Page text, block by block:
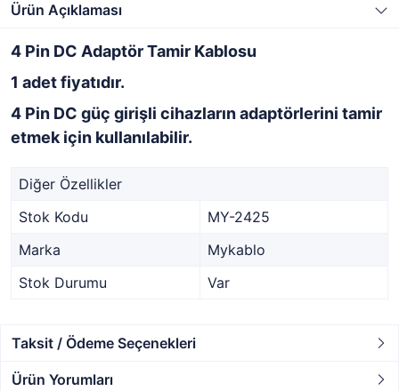
Ürün Açıklaması
4 Pin DC Adaptör Tamir Kablosu
1 adet fiyatıdır.
4 Pin DC güç girişli cihazların adaptörlerini tamir
etmek için kullanılabilir.
Diğer Özellikler
Stok Kodu
MY-2425
Marka
Mykablo
Stok Durumu
Var
Taksit / Ödeme Seçenekleri
Ürün Yorumları